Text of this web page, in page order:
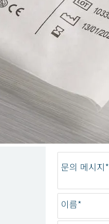
문의 메시지*
이름*